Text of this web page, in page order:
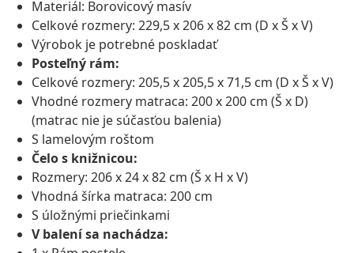
Materiál: Borovicový masív
Celkové rozmery: 229,5 x 206 x 82 cm (D x Š x V)
Výrobok je potrebné poskladať
Posteľný rám:
Celkové rozmery: 205,5 x 205,5 x 71,5 cm (D x Š x V)
Vhodné rozmery matraca: 200 x 200 cm (Š x D)
(matrac nie je súčasťou balenia)
S lamelovým roštom
Čelo s knižnicou:
Rozmery: 206 x 24 x 82 cm (Š x H x V)
Vhodná šírka matraca: 200 cm
S úložnými priečinkami
V balení sa nachádza: